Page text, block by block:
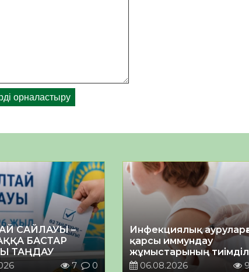
САЙЛАУЫ –
БАСТАР
ТАҢДАУ
7 0
Инфекциялық
қарсы иммундау
жұмыстарының
06.08.2026